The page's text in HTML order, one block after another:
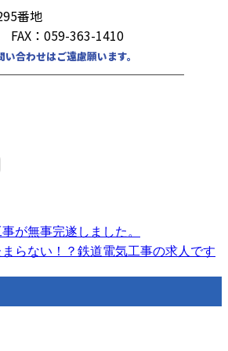
番地
：059-363-1410
合わせはご遠慮願います。
が無事完遂しました。
らない！？鉄道電気工事の求人です